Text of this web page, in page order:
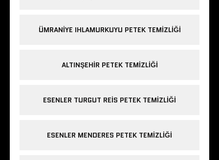
ÜMRANIYE IHLAMURKUYU PETEK TEMIZLIĞI
ALTINŞEHIR PETEK TEMIZLIĞI
ESENLER TURGUT REIS PETEK TEMIZLIĞI
ESENLER MENDERES PETEK TEMIZLIĞI